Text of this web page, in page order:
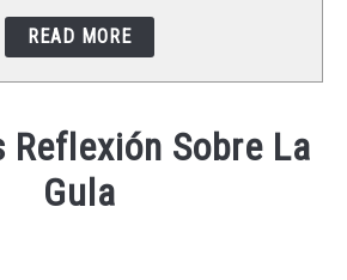
READ MORE
Reflexión Sobre La
Gula